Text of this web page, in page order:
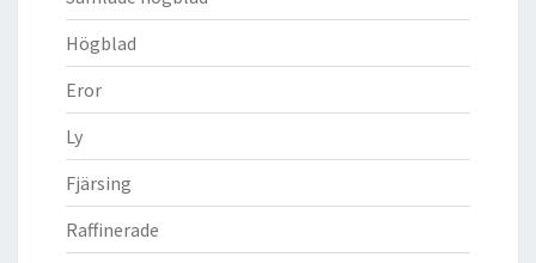
Högblad
Eror
Ly
Fjärsing
Raffinerade